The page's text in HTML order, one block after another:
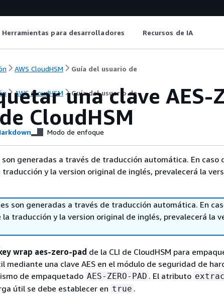
Herramientas para desarrolladores Recursos de IA
AWS CloudHSM Guía del usuario de
AWS CloudHSM Guía del usuario de
una clave AES-
CloudHSM
Modo de enfoque
generadas a través de traducción automática. En caso
y la version original de inglés, prevalecerá la
son generadas a través de traducción automática. En
traducción y la version original de inglés, prevalecerá la
key wrap aes-zero-pad de la CLI de CloudHSM para
mediante una clave AES en el módulo de seguridad de
de empaquetado AES-ZERO-PAD . El atributo
útil se debe establecer en true .